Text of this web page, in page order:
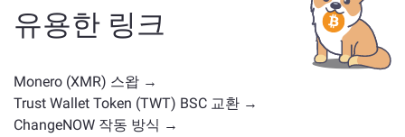
사례나 시장 위치를 가진 다른 암호화폐가 포함됩니다.
주요 거래 페이지에서 교환 가능한 모든 자산을 확인하
유용한 링크
Monero (XMR) 스왑 →
Trust Wallet Token (TWT) BSC 교환 →
ChangeNOW 작동 방식 →